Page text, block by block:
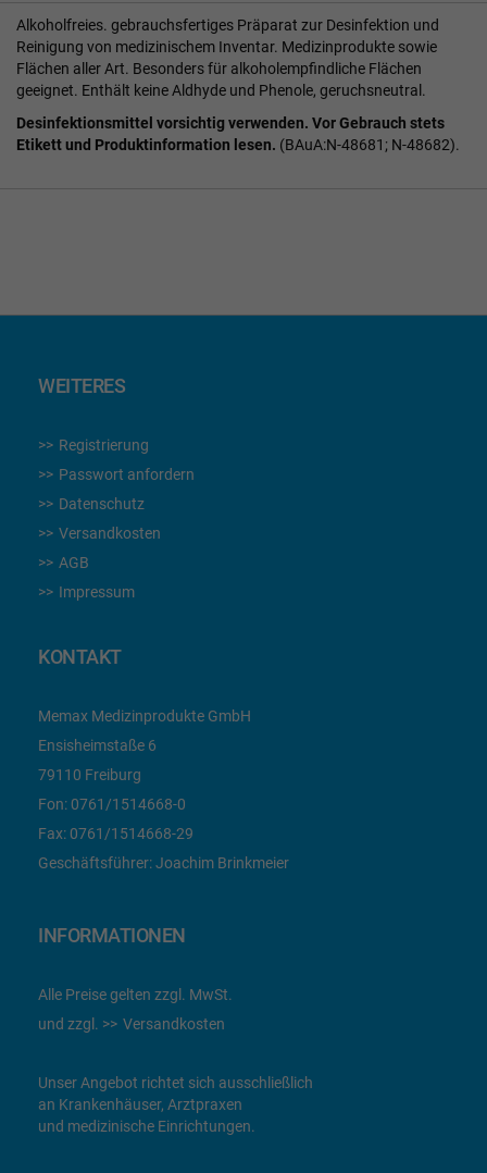
Alkoholfreies. gebrauchsfertiges Präparat zur Desinfektion und
Reinigung von medizinischem Inventar. Medizinprodukte sowie
Flächen aller Art. Besonders für alkoholempfindliche Flächen
geeignet. Enthält keine Aldhyde und Phenole, geruchsneutral.
Desinfektionsmittel vorsichtig verwenden. Vor Gebrauch stets
Etikett und Produktinformation lesen. (BAuA:N-48681; N-48682).
WEITERES
Registrierung
Passwort anfordern
Datenschutz
Versandkosten
AGB
Impressum
KONTAKT
Memax Medizinprodukte GmbH
Ensisheimstaße 6
79110 Freiburg
Fon: 0761/1514668-0
Fax: 0761/1514668-29
Geschäftsführer: Joachim Brinkmeier
INFORMATIONEN
Alle Preise gelten zzgl. MwSt.
und zzgl.
Versandkosten
Unser Angebot richtet sich ausschließlich
an Krankenhäuser, Arztpraxen
und medizinische Einrichtungen.